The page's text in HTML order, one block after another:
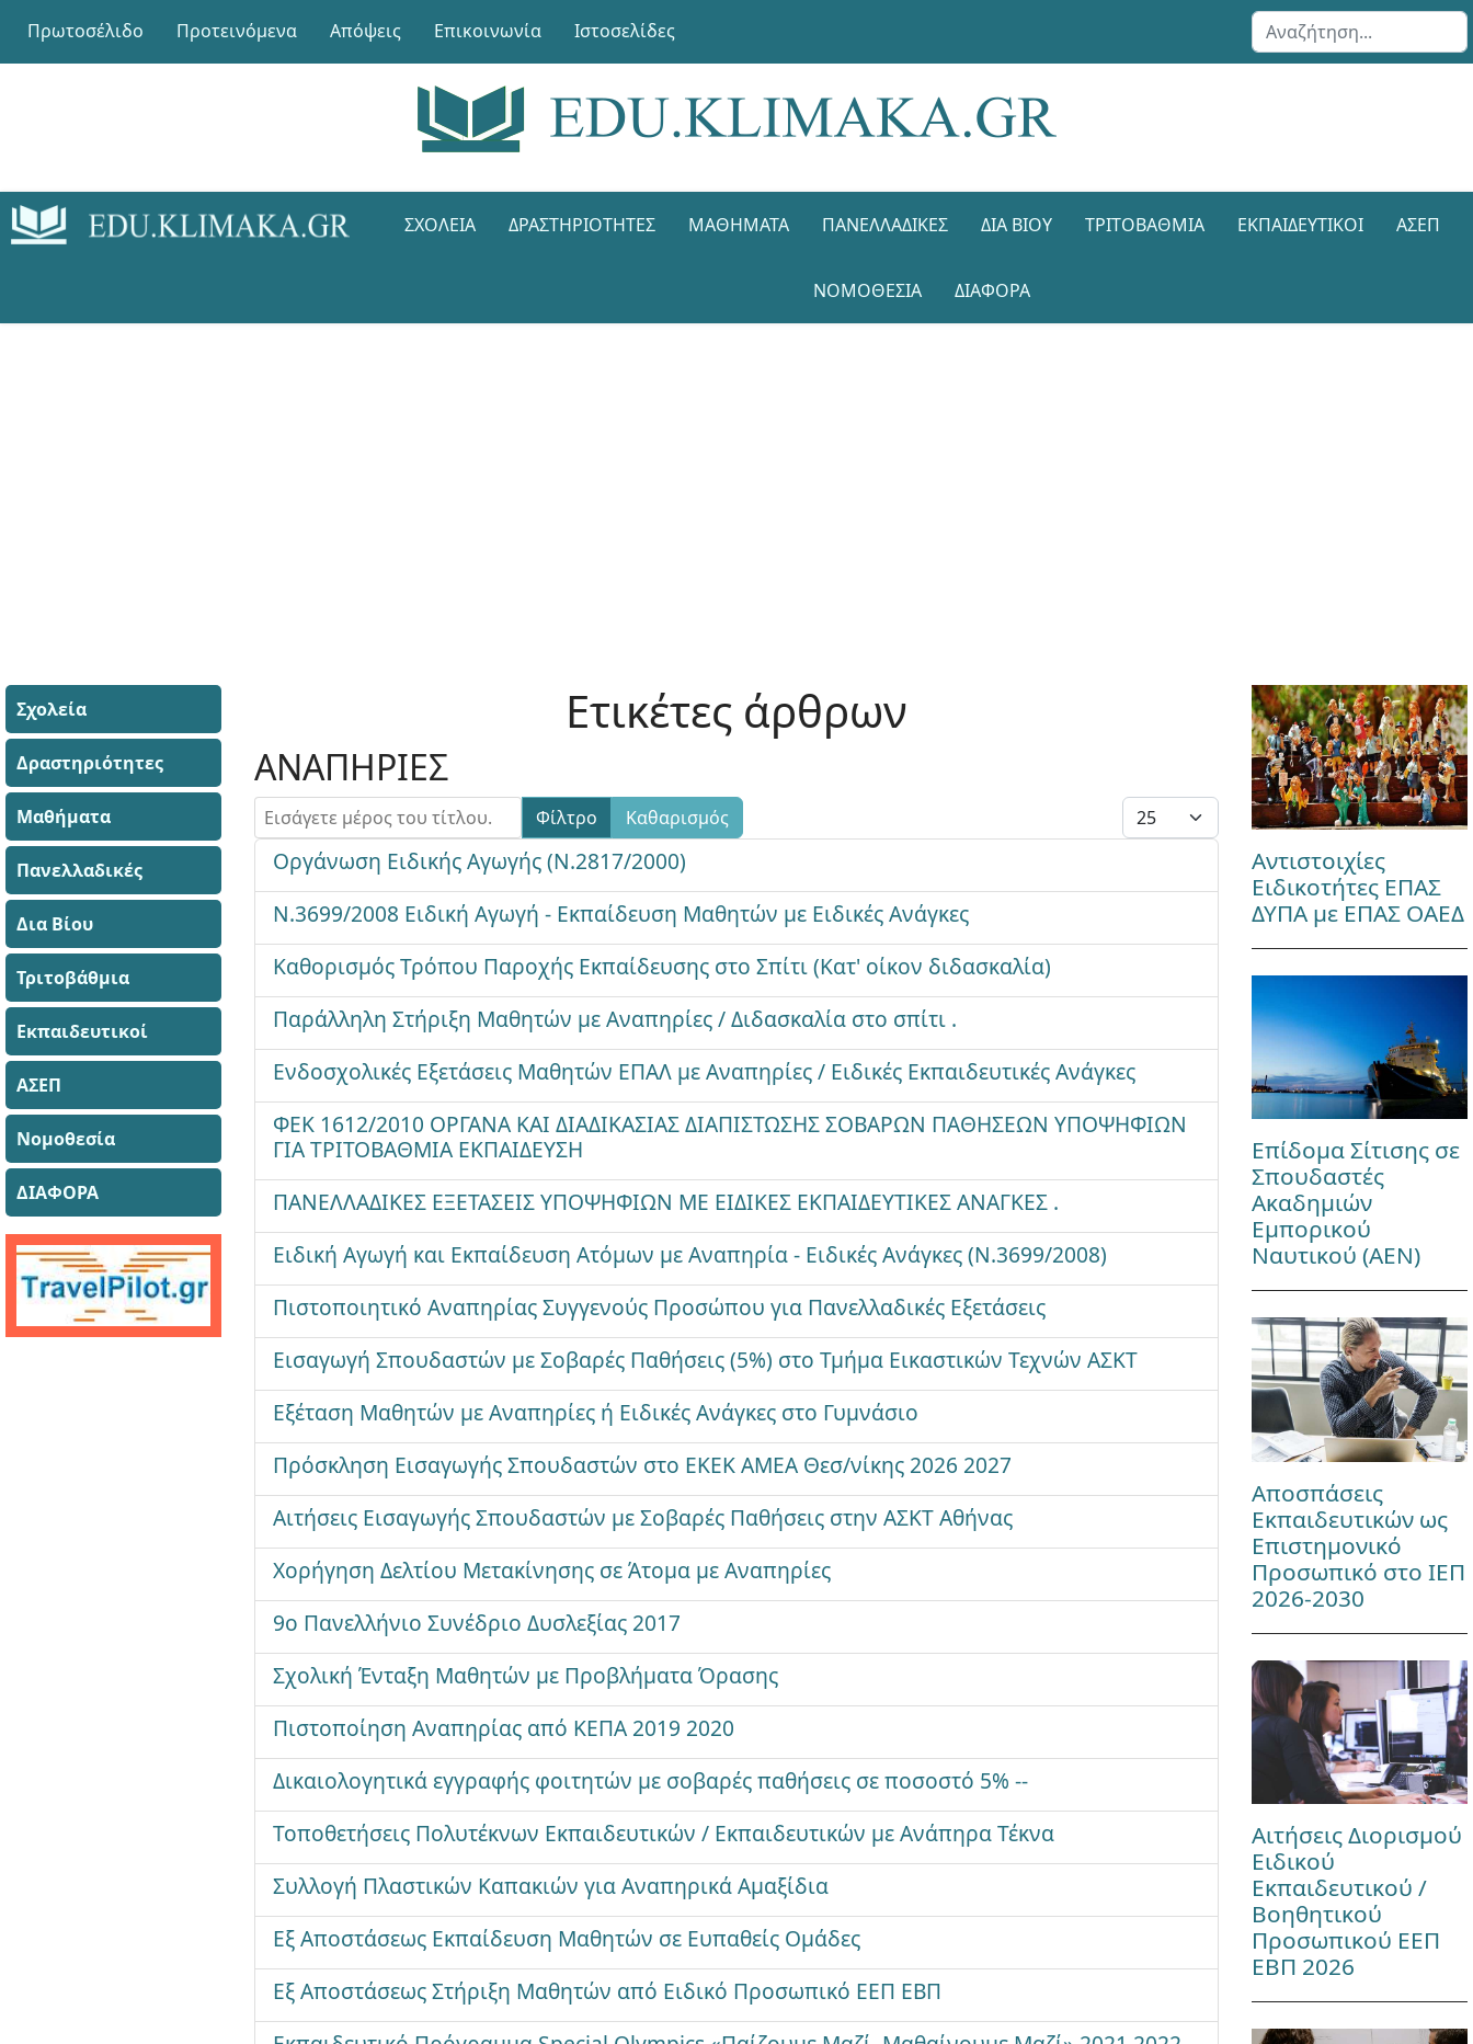
Πρωτοσέλιδο Προτεινόμενα Απόψεις Επικοινωνία Ιστοσελίδες Αναζήτηση...
ΣΧΟΛΕΊΑ ΔΡΑΣΤΗΡΙΌΤΗΤΕΣ ΜΑΘΉΜΑΤΑ ΠΑΝΕΛΛΑΔΙΚΈΣ ΔΙΑ ΒΊΟΥ ΤΡΙΤΟΒΆΘΜΙΑ ΕΚΠΑΙΔΕΥΤΙΚΟΊ ΑΣΕΠ
ΝΟΜΟΘΕΣΊΑ ΔΙΑΦΟΡΑ
Σχολεία
Δραστηριότητες
Μαθήματα
Πανελλαδικές
Δια Βίου
Τριτοβάθμια
Εκπαιδευτικοί
ΑΣΕΠ
Νομοθεσία
ΔΙΑΦΟΡΑ
Ετικέτες άρθρων
ΑΝΑΠΗΡΙΕΣ
Εισάγετε μέρος του τίτλου. Φίλτρο Καθαρισμός Εμφάνιση #
Οργάνωση Ειδικής Αγωγής (Ν.2817/2000)
Ν.3699/2008 Ειδική Αγωγή - Εκπαίδευση Μαθητών με Ειδικές Ανάγκες
Καθορισμός Τρόπου Παροχής Εκπαίδευσης στο Σπίτι (Κατ' οίκον διδασκαλία)
Παράλληλη Στήριξη Μαθητών με Αναπηρίες / Διδασκαλία στο σπίτι .
Ενδοσχολικές Εξετάσεις Μαθητών ΕΠΑΛ με Αναπηρίες / Ειδικές Εκπαιδευτικές Ανάγκες
ΦΕΚ 1612/2010 ΟΡΓΑΝΑ ΚΑΙ ΔΙΑΔΙΚΑΣΙΑΣ ΔΙΑΠΙΣΤΩΣΗΣ ΣΟΒΑΡΩΝ ΠΑΘΗΣΕΩΝ ΥΠΟΨΗΦΙΩΝ
ΓΙΑ ΤΡΙΤΟΒΑΘΜΙΑ ΕΚΠΑΙΔΕΥΣΗ
ΠΑΝΕΛΛΑΔΙΚΕΣ ΕΞΕΤΑΣΕΙΣ ΥΠΟΨΗΦΙΩΝ ΜΕ ΕΙΔΙΚΕΣ ΕΚΠΑΙΔΕΥΤΙΚΕΣ ΑΝΑΓΚΕΣ .
Ειδική Αγωγή και Εκπαίδευση Ατόμων με Αναπηρία - Ειδικές Ανάγκες (Ν.3699/2008)
Πιστοποιητικό Αναπηρίας Συγγενούς Προσώπου για Πανελλαδικές Εξετάσεις
Εισαγωγή Σπουδαστών με Σοβαρές Παθήσεις (5%) στο Τμήμα Εικαστικών Τεχνών ΑΣΚΤ
Εξέταση Μαθητών με Αναπηρίες ή Ειδικές Ανάγκες στο Γυμνάσιο
Πρόσκληση Εισαγωγής Σπουδαστών στο ΕΚΕΚ ΑΜΕΑ Θεσ/νίκης 2026 2027
Αιτήσεις Εισαγωγής Σπουδαστών με Σοβαρές Παθήσεις στην ΑΣΚΤ Αθήνας
Χορήγηση Δελτίου Μετακίνησης σε Άτομα με Αναπηρίες
9ο Πανελλήνιο Συνέδριο Δυσλεξίας 2017
Σχολική Ένταξη Μαθητών με Προβλήματα Όρασης
Πιστοποίηση Αναπηρίας από ΚΕΠΑ 2019 2020
Δικαιολογητικά εγγραφής φοιτητών με σοβαρές παθήσεις σε ποσοστό 5% --
Τοποθετήσεις Πολυτέκνων Εκπαιδευτικών / Εκπαιδευτικών με Ανάπηρα Τέκνα
Συλλογή Πλαστικών Καπακιών για Αναπηρικά Αμαξίδια
Εξ Αποστάσεως Εκπαίδευση Μαθητών σε Ευπαθείς Ομάδες
Εξ Αποστάσεως Στήριξη Μαθητών από Ειδικό Προσωπικό ΕΕΠ ΕΒΠ
Αντιστοιχίες
Ειδικοτήτες ΕΠΑΣ
ΔΥΠΑ με ΕΠΑΣ ΟΑΕΔ
Επίδομα Σίτισης σε
Σπουδαστές
Ακαδημιών
Εμπορικού
Ναυτικού (ΑΕΝ)
Αποσπάσεις
Εκπαιδευτικών ως
Επιστημονικό
Προσωπικό στο ΙΕΠ
2026-2030
Αιτήσεις Διορισμού
Ειδικού
Εκπαιδευτικού /
Βοηθητικού
Προσωπικού ΕΕΠ
ΕΒΠ 2026